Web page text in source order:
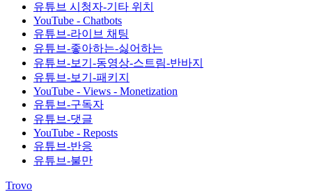
유튜브 시청자-기타 위치
YouTube - Chatbots
유튜브-라이브 채팅
유튜브-좋아하는-싫어하는
유튜브-보기-동영상-스트림-반바지
유튜브-보기-패키지
YouTube - Views - Monetization
유튜브-구독자
유튜브-댓글
YouTube - Reposts
유튜브-반응
유튜브-불만
Trovo